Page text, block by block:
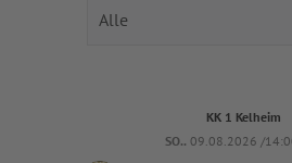
KK 1 Kelheim
SO.. 09.08.2026 /